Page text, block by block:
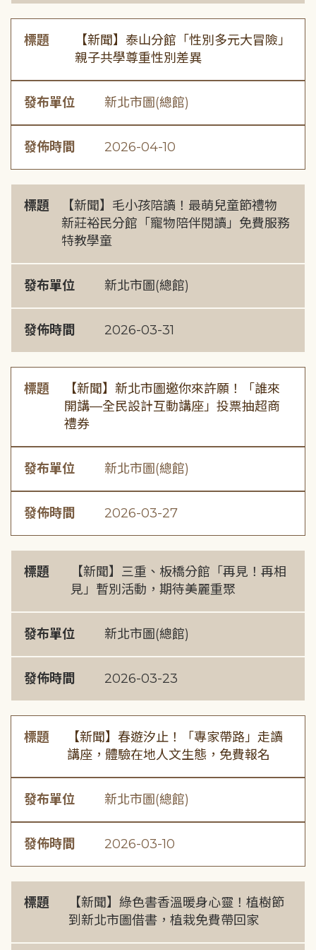
標題
【新聞】泰山分館「性別多元大冒險」
親子共學尊重性別差異
發布單位 新北市圖(總館)
發佈時間 2026-04-10
標題
【新聞】毛小孩陪讀！最萌兒童節禮物
新莊裕民分館「寵物陪伴閱讀」免費服務
特教學童
發布單位 新北市圖(總館)
發佈時間 2026-03-31
標題
【新聞】新北市圖邀你來許願！「誰來
開講—全民設計互動講座」投票抽超商
禮券
發布單位 新北市圖(總館)
發佈時間 2026-03-27
標題
【新聞】三重、板橋分館「再見！再相
見」暫別活動，期待美麗重聚
發布單位 新北市圖(總館)
發佈時間 2026-03-23
標題
【新聞】春遊汐止！「專家帶路」走讀
講座，體驗在地人文生態，免費報名
發布單位 新北市圖(總館)
發佈時間 2026-03-10
標題
【新聞】綠色書香溫暖身心靈！植樹節
到新北市圖借書，植栽免費帶回家